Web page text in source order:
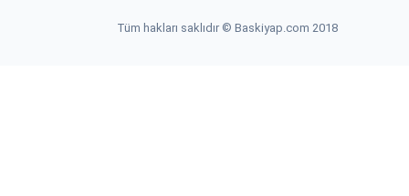
Tüm hakları saklıdır © Baskiyap.com 2018